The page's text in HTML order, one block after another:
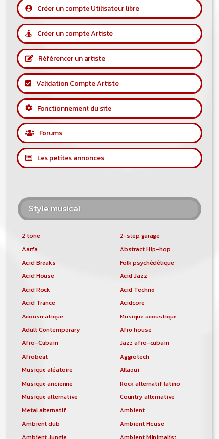
Créer un compte Utilisateur libre
Créer un compte Artiste
Référencer un artiste
Validation Compte Artiste
Fonctionnement du site
Forums
Les petites annonces
Style musical
2 tone
2-step garage
Aarfa
Abstract Hip-hop
Acid Breaks
Folk psychédélique
Acid House
Acid Jazz
Acid Rock
Acid Techno
Acid Trance
Acidcore
Acousmatique
Musique acoustique
Adult Contemporary
Afro house
Afro-Cubain
Jazz afro-cubain
Afrobeat
Aggrotech
Musique aléatoire
Allaoui
Musique ancienne
Rock alternatif latino
Musique alternative
Country alternative
Metal alternatif
Ambient
Ambient dub
Ambient House
Ambient Jungle
Ambient Minimalist